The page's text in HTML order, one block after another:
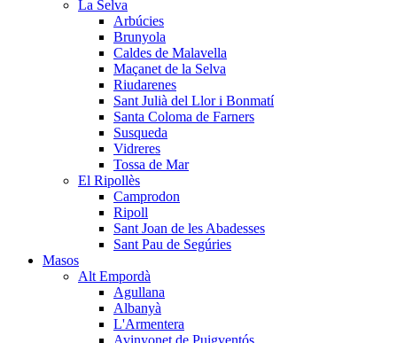
La Selva
Arbúcies
Brunyola
Caldes de Malavella
Maçanet de la Selva
Riudarenes
Sant Julià del Llor i Bonmatí
Santa Coloma de Farners
Susqueda
Vidreres
Tossa de Mar
El Ripollès
Camprodon
Ripoll
Sant Joan de les Abadesses
Sant Pau de Segúries
Masos
Alt Empordà
Agullana
Albanyà
L'Armentera
Avinyonet de Puigventós